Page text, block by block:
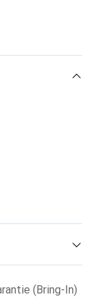
(Bring-In)